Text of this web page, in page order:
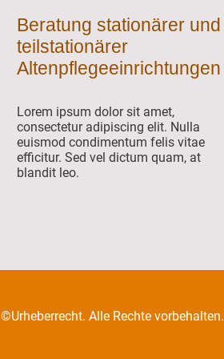
Beratung stationärer und
teilstationärer
Altenpflegeeinrichtungen
Lorem ipsum dolor sit amet,
consectetur adipiscing elit. Nulla
euismod condimentum felis vitae
efficitur. Sed vel dictum quam, at
blandit leo.
©Urheberrecht. Alle Rechte vorbehalten.